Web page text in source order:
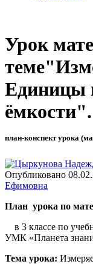
Урок
Единицы
ёмкости".
план-конспект урока
Опубликовано
Ефимовна
План урока по
в 3 классе по
УМК «Планета
Тема урока: